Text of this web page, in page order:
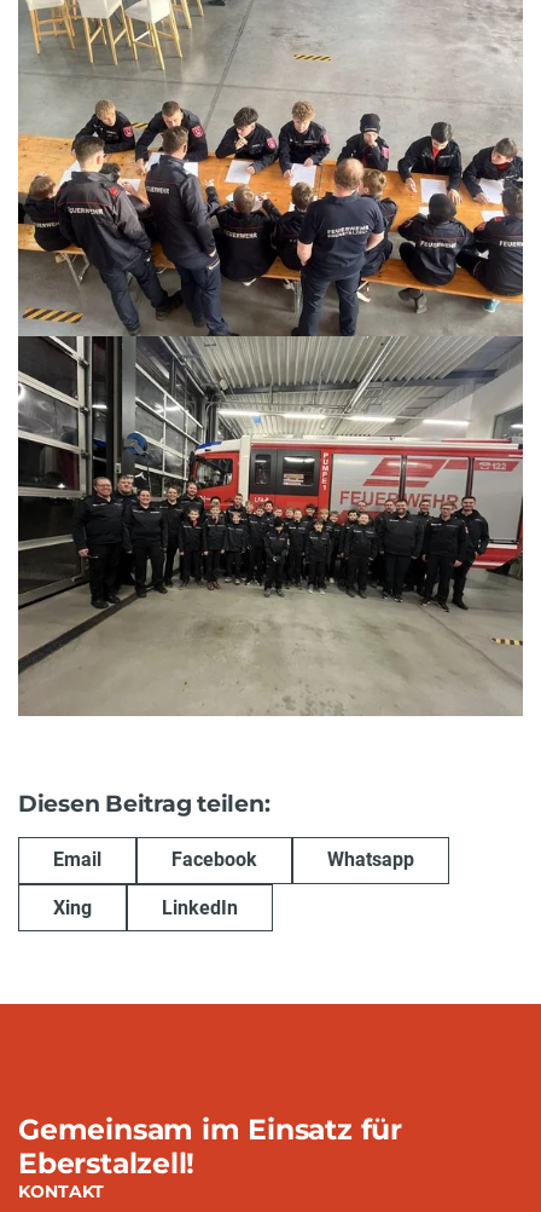
Diesen Beitrag teilen:
Email Facebook Whatsapp
Xing LinkedIn
Gemeinsam im Einsatz für
Eberstalzell!
KONTAKT